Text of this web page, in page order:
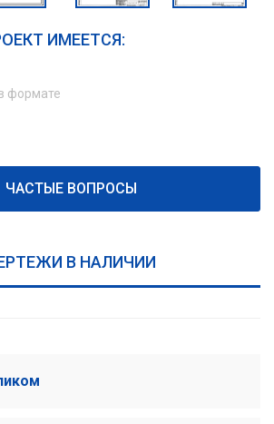
ИМЕЕТСЯ:
формате
ЧАСТЫЕ ВОПРОСЫ
В НАЛИЧИИ